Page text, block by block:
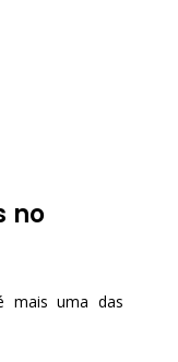
no
mais uma das